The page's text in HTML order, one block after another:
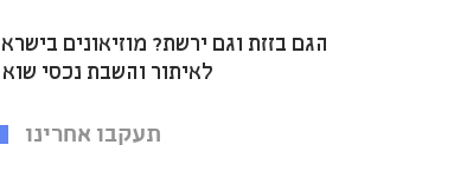
הגם בזזת וגם ירשת? מוזיאונים
לאיתור והשבת נכסי
תעקבו אחרינו